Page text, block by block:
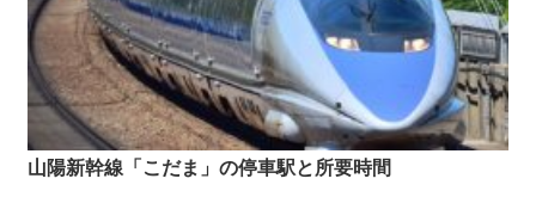
山陽新幹線「こだま」の停車駅と所要時間